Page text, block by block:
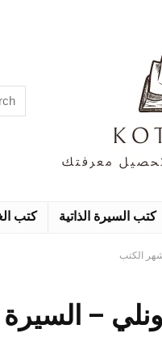
كتب السيرة الذاتية كتب
الكتب
– السيرة